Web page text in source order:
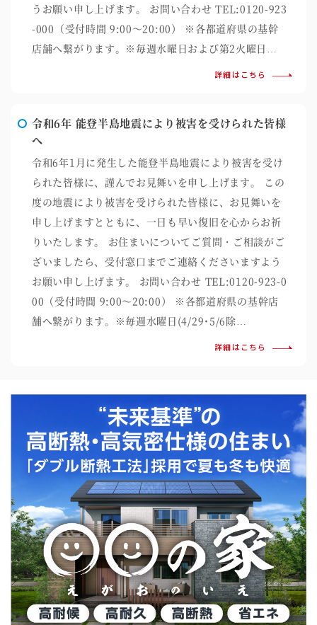
うお願い申し上げます。 お問い合わせ TEL:0120-923
-000（受付時間 9:00～20:00） ※各都道府県の基幹
店舗へ繋がります。※毎週水曜日および第2火曜日…
詳細はこちら
令和6年 能登半島地震により被害を受けられた皆様
へ
令和6年1月に発生した能登半島地震により被害を受け
られた皆様に、謹んでお見舞いを申し上げます。 この
度の地震により被害を受けられた皆様に、お見舞いを
申し上げますとともに、一日も早い復旧を心からお祈
りいたします。 お住まいについてご質問・ご相談がご
ざいましたら、受付窓口までご連絡くださいますよう
お願い申し上げます。 お問い合わせ TEL:0120-923-0
00（受付時間 9:00～20:00） ※各都道府県の基幹店
舗へ繋がります。※毎週水曜日(4/29･5/6除…
詳細はこちら